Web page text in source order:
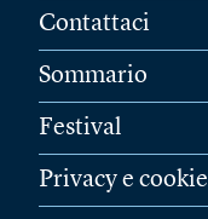
Contattaci
Sommario
Festival
Privacy e cookie